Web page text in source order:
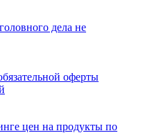
дела не
оферты
цен на продукты по